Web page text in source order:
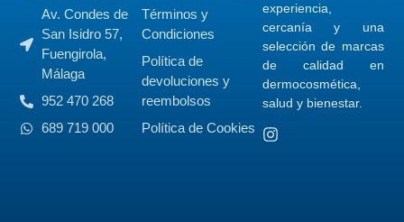
experiencia,
cercanía y una
selección de marcas
de calidad en
dermocosmética,
salud y bienestar.
Av. Condes de
San Isidro 57,
Fuengirola,
Málaga
952 470 268
689 719 000
Términos y
Condiciones
Política de
devoluciones y
reembolsos
Política de Cookies